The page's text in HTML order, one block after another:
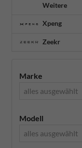
Weitere
Xpeng
Zeekr
Marke
alles ausgewählt
Modell
alles ausgewählt